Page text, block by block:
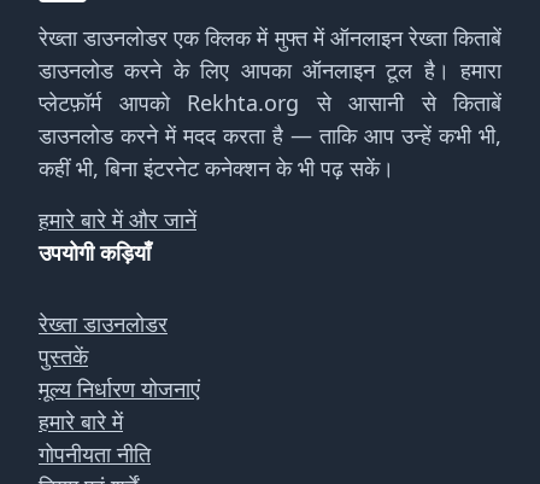
रेख्ता डाउनलोडर एक क्लिक में मुफ्त में ऑनलाइन रेख्ता किताबें
डाउनलोड करने के लिए आपका ऑनलाइन टूल है। हमारा
प्लेटफ़ॉर्म आपको Rekhta.org से आसानी से किताबें
डाउनलोड करने में मदद करता है — ताकि आप उन्हें कभी भी,
कहीं भी, बिना इंटरनेट कनेक्शन के भी पढ़ सकें।
हमारे बारे में और जानें
उपयोगी कड़ियाँ
रेख्ता डाउनलोडर
पुस्तकें
मूल्य निर्धारण योजनाएं
हमारे बारे में
गोपनीयता नीति